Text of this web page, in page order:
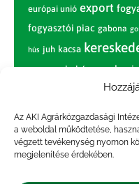
Az AKI Agrárközgazdasági
a weboldal működtetése,
végzett tevékenység nyomon
megjelenítése érdekében.
európai unió export
fogyasztói piac gabona
hús juh kacsa
körte marhahús nagybani
nemzetközi
paradicsom piac piaci
pulyka pulykahús sertés
szarvasmarha termelés